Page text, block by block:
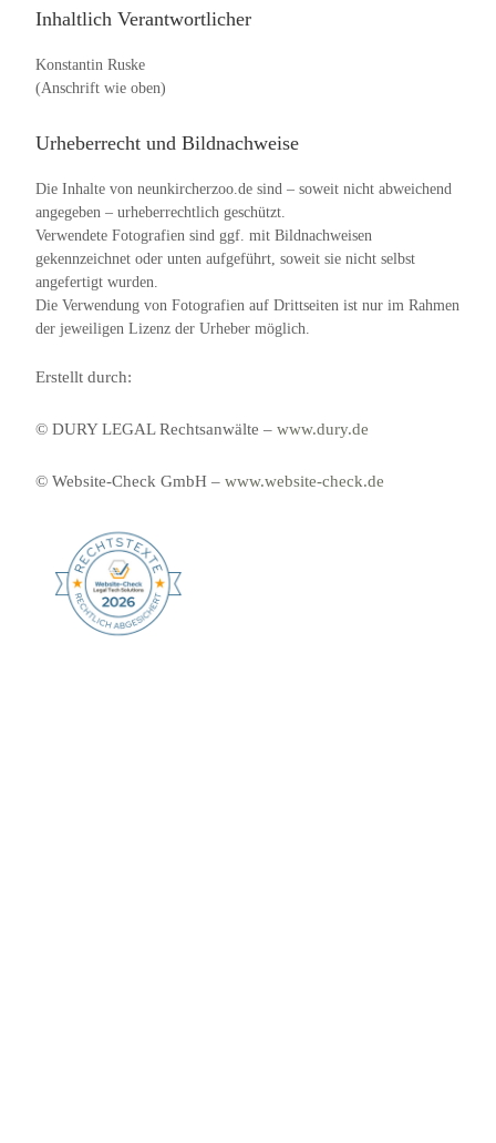
Inhaltlich Verantwortlicher
Konstantin Ruske
(Anschrift wie oben)
Urheberrecht und Bildnachweise
Die Inhalte von neunkircherzoo.de sind – soweit nicht abweichend
angegeben – urheberrechtlich geschützt.
Verwendete Fotografien sind ggf. mit Bildnachweisen
gekennzeichnet oder unten aufgeführt, soweit sie nicht selbst
angefertigt wurden.
Die Verwendung von Fotografien auf Drittseiten ist nur im Rahmen
der jeweiligen Lizenz der Urheber möglich.
Erstellt durch:
© DURY LEGAL Rechtsanwälte –www.dury.de
© Website-Check GmbH –www.website-check.de